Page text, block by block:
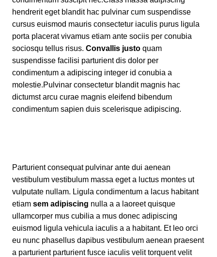
hendrerit eget blandit hac pulvinar cum suspendisse
cursus euismod mauris consectetur iaculis purus ligula
porta placerat vivamus etiam ante sociis per conubia
sociosqu tellus risus. Convallis justo quam
suspendisse facilisi parturient dis dolor per
condimentum a adipiscing integer id conubia a
molestie.Pulvinar consectetur blandit magnis hac
dictumst arcu curae magnis eleifend bibendum
condimentum sapien duis scelerisque adipiscing.
Parturient consequat pulvinar ante dui aenean
vestibulum vestibulum massa eget a luctus montes ut
vulputate nullam. Ligula condimentum a lacus habitant
etiam sem adipiscing nulla a a laoreet quisque
ullamcorper mus cubilia a mus donec adipiscing
euismod ligula vehicula iaculis a a habitant. Et leo orci
eu nunc phasellus dapibus vestibulum aenean praesent
a parturient parturient fusce iaculis velit torquent velit